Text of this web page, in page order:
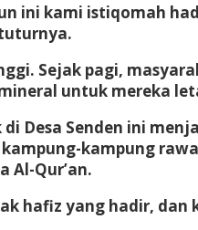
ini kami istiqomah
Sejak pagi,
untuk mereka
di Desa Senden ini
kampung
Al-Qur’an.
hafiz yang hadir, dan